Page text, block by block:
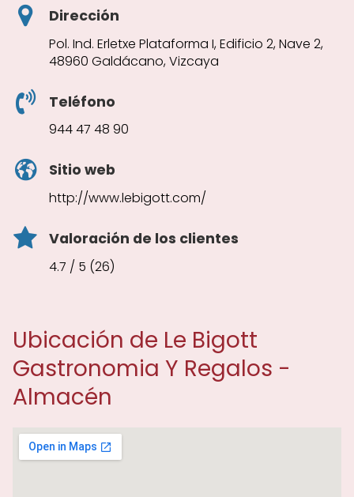
Dirección
Pol. Ind. Erletxe Plataforma I, Edificio 2, Nave 2,
48960 Galdácano, Vizcaya
Teléfono
944 47 48 90
Sitio web
http://www.lebigott.com/
Valoración de los clientes
4.7 / 5 (26)
Ubicación de Le Bigott
Gastronomia Y Regalos -
Almacén